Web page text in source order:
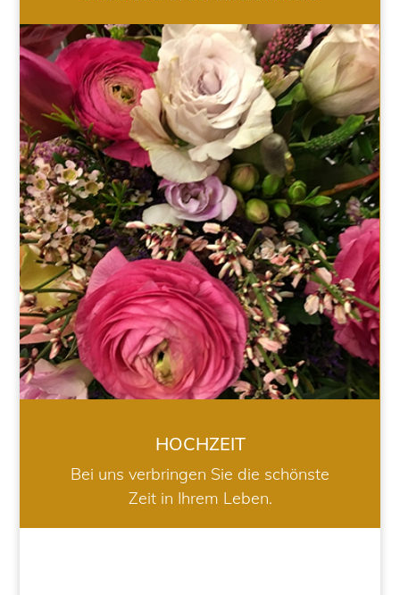
HOCHZEIT
HOCHZEIT
Bei uns verbringen Sie die schönste
Zeit in Ihrem Leben.